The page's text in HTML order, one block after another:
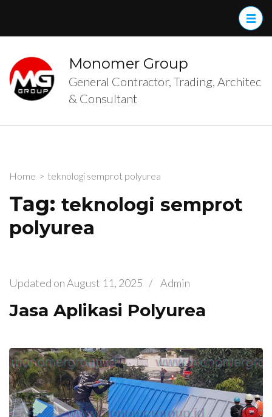
(Press
Enter)
Monomer Group
General Contractor, Trading, Architec
& Consultant
Home > teknologi semprot polyurea
Tag: teknologi semprot
polyurea
Updated onAugust 11, 2025 / Admin
Jasa Aplikasi Polyurea